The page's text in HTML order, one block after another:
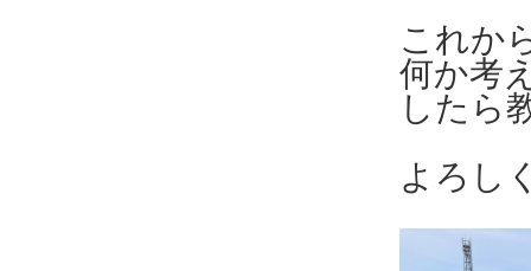
これか
何か考
したら
よろし